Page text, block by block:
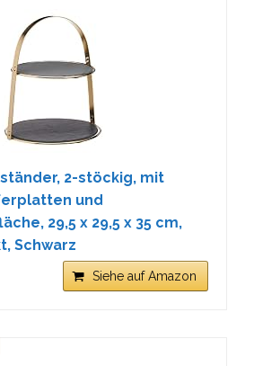
2-stöckig, mit
und
29,5 x 29,5 x 35 cm,
Schwarz
Siehe auf Amazon